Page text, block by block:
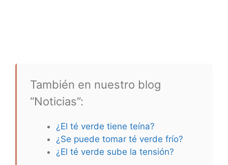
También en nuestro blog
“Noticias”:
¿El té verde tiene teína?
¿Se puede tomar té verde frío?
¿El té verde sube la tensión?